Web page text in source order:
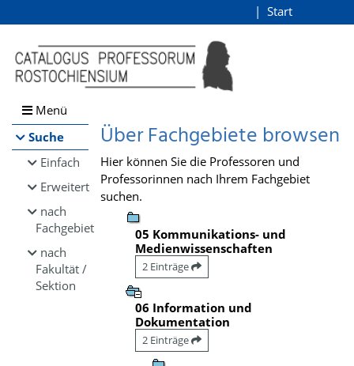
Browsen
direkt zum Inhalt
Start
Menü
Suche
Einfach
Erweitert
nach
Fachgebiet
nach
Fakultät /
Sektion
Über Fachgebiete browsen
Hier können Sie die Professoren und
Professorinnen nach Ihrem Fachgebiet
suchen.
05 Kommunikations- und
Medienwissenschaften
2 Einträge
06 Information und
Dokumentation
2 Einträge